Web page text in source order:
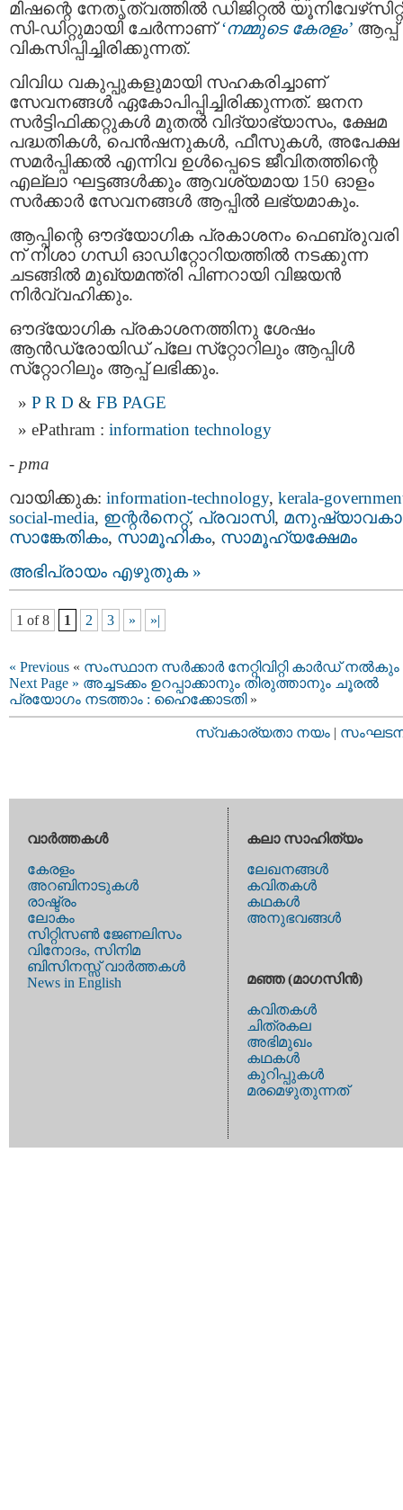
മിഷന്റെ നേതൃത്വത്തില്‍ ഡിജിറ്റല്‍
സി-ഡിറ്റുമായി ചേര്‍ന്നാണ്‘നമ്മുടെ കേരളം’ ആപ്പ്
വികസിപ്പിച്ചിരിക്കുന്നത്.
വിവിധ വകുപ്പുകളുമായി സഹകരിച്ചാണ്
സേവനങ്ങള്‍ ഏകോപിപ്പിച്ചിരിക്കുന്നത്. ജനന
സര്‍ട്ടിഫിക്കറ്റുകള്‍ മുതല്‍ വിദ്യാഭ്യാസം, ക്ഷേമ
പദ്ധതികള്‍, പെന്‍ഷനുകള്‍, ഫീസുകള്‍, അപേക്ഷ
സമര്‍പ്പിക്കല്‍ എന്നിവ ഉള്‍പ്പെടെ ജീവിതത്തിന്റെ
എല്ലാ ഘട്ടങ്ങള്‍ക്കും ആവശ്യമായ 150 ഓളം
സർക്കാർ സേവനങ്ങള്‍ ആപ്പില്‍ ലഭ്യമാകും.
ആപ്പിന്റെ ഔദ്യോഗിക പ്രകാശനം ഫെബ്രുവരി
ന് നിശാ ഗന്ധി ഓഡിറ്റോറിയത്തിൽ നടക്കുന്ന
ചടങ്ങിൽ മുഖ്യമന്ത്രി പിണറായി വിജയൻ
നിർവ്വഹിക്കും.
ഔദ്യോഗിക പ്രകാശനത്തിനു ശേഷം
ആന്‍ഡ്രോയിഡ് പ്ലേ സ്‌റ്റോറിലും ആപ്പിള്‍
സ്‌റ്റോറിലും ആപ്പ് ലഭിക്കും.
P R D & FB PAGE
ePathram : information technology
- pma
വായിക്കുക: information-technology, kerala-
social-media, ഇന്റര്‍നെറ്റ്‌, പ്രവാസി,
സാങ്കേതികം, സാമൂഹികം, സാമൂഹ്യക്ഷേമം
അഭിപ്രായം എഴുതുക »
1 of 8 1 2 3 » »|
« Previous « സംസ്ഥാന സർക്കാർ നേറ്റിവിറ്റി കാര്‍ഡ് നൽകും
Next Page » അച്ചടക്കം ഉറപ്പാക്കാനും തിരുത്താനും ചൂരല്‍
പ്രയോഗം നടത്താം : ഹൈക്കോടതി»
സ്വകാര്യതാ നയം |
വാര്‍ത്തകള്‍
കേരളം
അറബിനാടുകള്‍
രാഷ്ട്രം
ലോകം
സിറ്റിസണ്‍ ജേണലിസം
വിനോദം, സിനിമ
ബിസിനസ്സ് വാര്‍ത്തകള്‍
News in English
കലാ സാഹിത്യം
ലേഖനങ്ങള്‍
കവിതകള്‍
കഥകള്‍
അനുഭവങ്ങള്‍
മഞ്ഞ (മാഗസിന്‍)
കവിതകള്‍
ചിത്രകല
അഭിമുഖം
കഥകള്‍
കുറിപ്പുകള്‍
മരമെഴുതുന്നത്